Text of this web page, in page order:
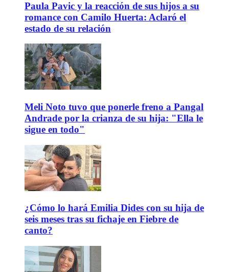
Paula Pavic y la reacción de sus hijos a su
romance con Camilo Huerta: Aclaró el
estado de su relación
Meli Noto tuvo que ponerle freno a Pangal
Andrade por la crianza de su hija: "Ella le
sigue en todo"
¿Cómo lo hará Emilia Dides con su hija de
seis meses tras su fichaje en Fiebre de
canto?